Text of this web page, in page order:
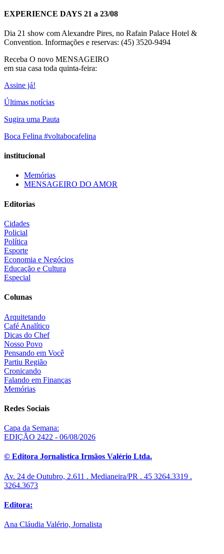
EXPERIENCE DAYS 21 a 23/08
Dia 21 show com Alexandre Pires, no Rafain Palace Hotel &
Convention. Informações e reservas: (45) 3520-9494
Receba O novo MENSAGEIRO
em sua casa toda quinta-feira:
Assine já!
Últimas notícias
Sugira uma Pauta
Boca Felina #voltabocafelina
institucional
Memórias
MENSAGEIRO DO AMOR
Editorias
Cidades
Policial
Política
Esporte
Economia e Negócios
Educação e Cultura
Especial
Colunas
Arquitetando
Café Analítico
Dicas do Chef
Nosso Povo
Pensando em Você
Partiu Região
Cronicando
Falando em Finanças
Memórias
Redes Sociais
Capa da Semana:
EDIÇÃO 2422 - 06/08/2026
© Editora Jornalística Irmãos Valério Ltda.
Av. 24 de Outubro, 2.611 . Medianeira/PR . 45 3264.3319 .
3264.3673
Editora:
Ana Cláudia Valério, Jornalista